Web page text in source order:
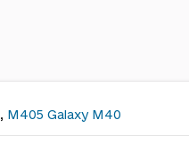
, M405 Galaxy M40